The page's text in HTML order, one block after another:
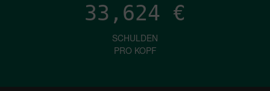
33,624 €
SCHULDEN
PRO KOPF